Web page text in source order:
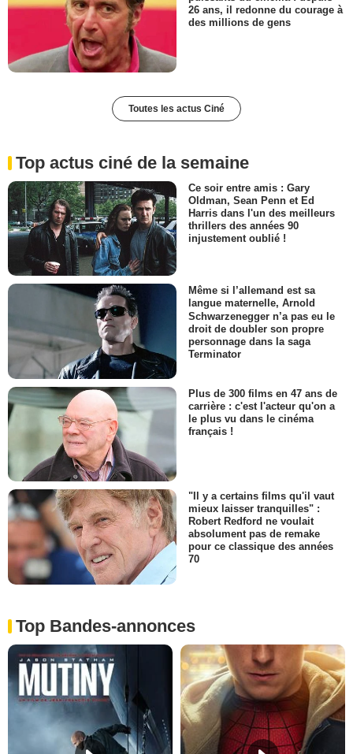
26 ans, il redonne du courage à
des millions de gens
Toutes les actus Ciné
Top actus ciné de la semaine
Ce soir entre amis : Gary
Oldman, Sean Penn et Ed
Harris dans l'un des meilleurs
thrillers des années 90
injustement oublié !
Même si l’allemand est sa
langue maternelle, Arnold
Schwarzenegger n’a pas eu le
droit de doubler son propre
personnage dans la saga
Terminator
Plus de 300 films en 47 ans de
carrière : c'est l'acteur qu'on a
le plus vu dans le cinéma
français !
"Il y a certains films qu'il vaut
mieux laisser tranquilles" :
Robert Redford ne voulait
absolument pas de remake
pour ce classique des années
70
Top Bandes-annonces